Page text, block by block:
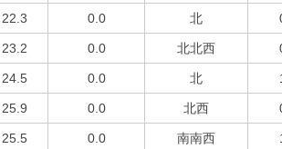
22.3 0.0 北
23.2 0.0 北北西
24.5 0.0 北
25.9 0.0 北西
25.5 0.0 南南西